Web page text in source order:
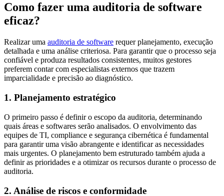
Como fazer uma auditoria de software
eficaz?
Realizar uma auditoria de software requer planejamento, execução
detalhada e uma análise criteriosa. Para garantir que o processo seja
confiável e produza resultados consistentes, muitos gestores
preferem contar com especialistas externos que trazem
imparcialidade e precisão ao diagnóstico.
1. Planejamento estratégico
O primeiro passo é definir o escopo da auditoria, determinando
quais áreas e softwares serão analisados. O envolvimento das
equipes de TI, compliance e segurança cibernética é fundamental
para garantir uma visão abrangente e identificar as necessidades
mais urgentes. O planejamento bem estruturado também ajuda a
definir as prioridades e a otimizar os recursos durante o processo de
auditoria.
2. Análise de riscos e conformidade